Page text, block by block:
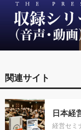
関連サイト
日本経
経営セミ